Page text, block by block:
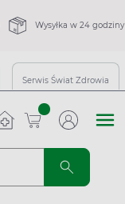
Wysyłka w 24 godziny
Serwis Świat Zdrowia
sztuk